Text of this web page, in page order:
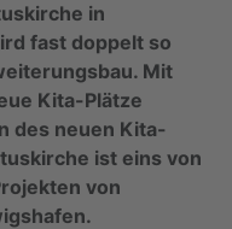
in
fast doppelt so
Mit
Kita-Plätze
des neuen Kita-
ist eins von
von